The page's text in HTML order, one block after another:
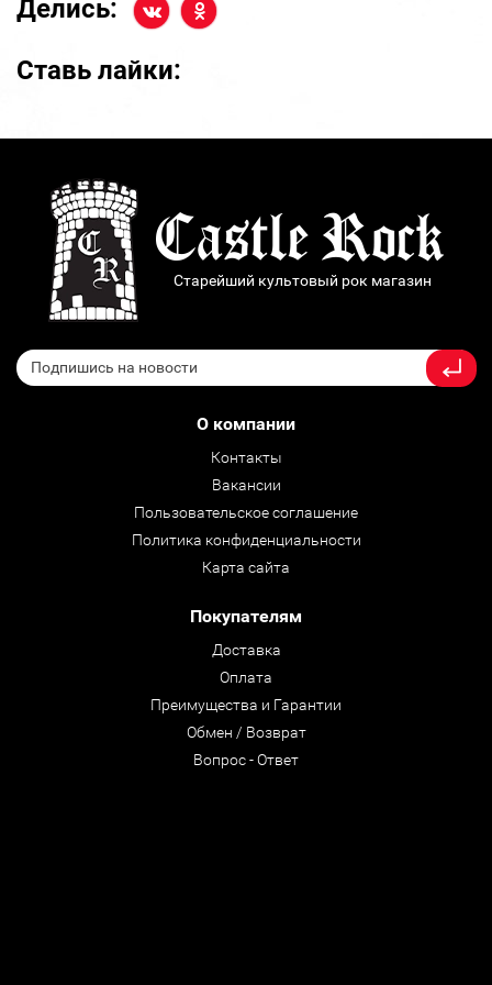
Делись:
Ставь лайки:
Старейший культовый рок магазин
О компании
Контакты
Вакансии
Пользовательское соглашение
Политика конфиденциальности
Карта сайта
Покупателям
Доставка
Оплата
Преимущества и Гарантии
Обмен / Возврат
Вопрос - Ответ